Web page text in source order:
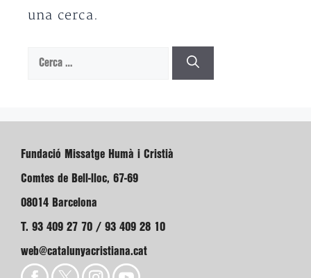
una cerca.
Cerca:
Fundació Missatge Humà i Cristià
Comtes de Bell-lloc, 67-69
08014 Barcelona
T. 93 409 27 70 / 93 409 28 10
web@catalunyacristiana.cat